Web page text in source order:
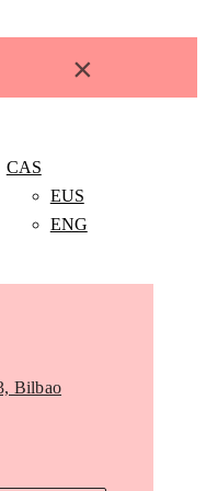
×
CAS
EUS
ENG
Bilbao